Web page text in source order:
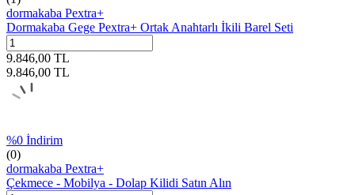
dormakaba Pextra+
Dormakaba Gege Pextra+ Ortak Anahtarlı İkili Barel Seti
9.846,00 TL
9.846,00 TL
%0 İndirim
(0)
dormakaba Pextra+
Çekmece - Mobilya - Dolap Kilidi Satın Alın